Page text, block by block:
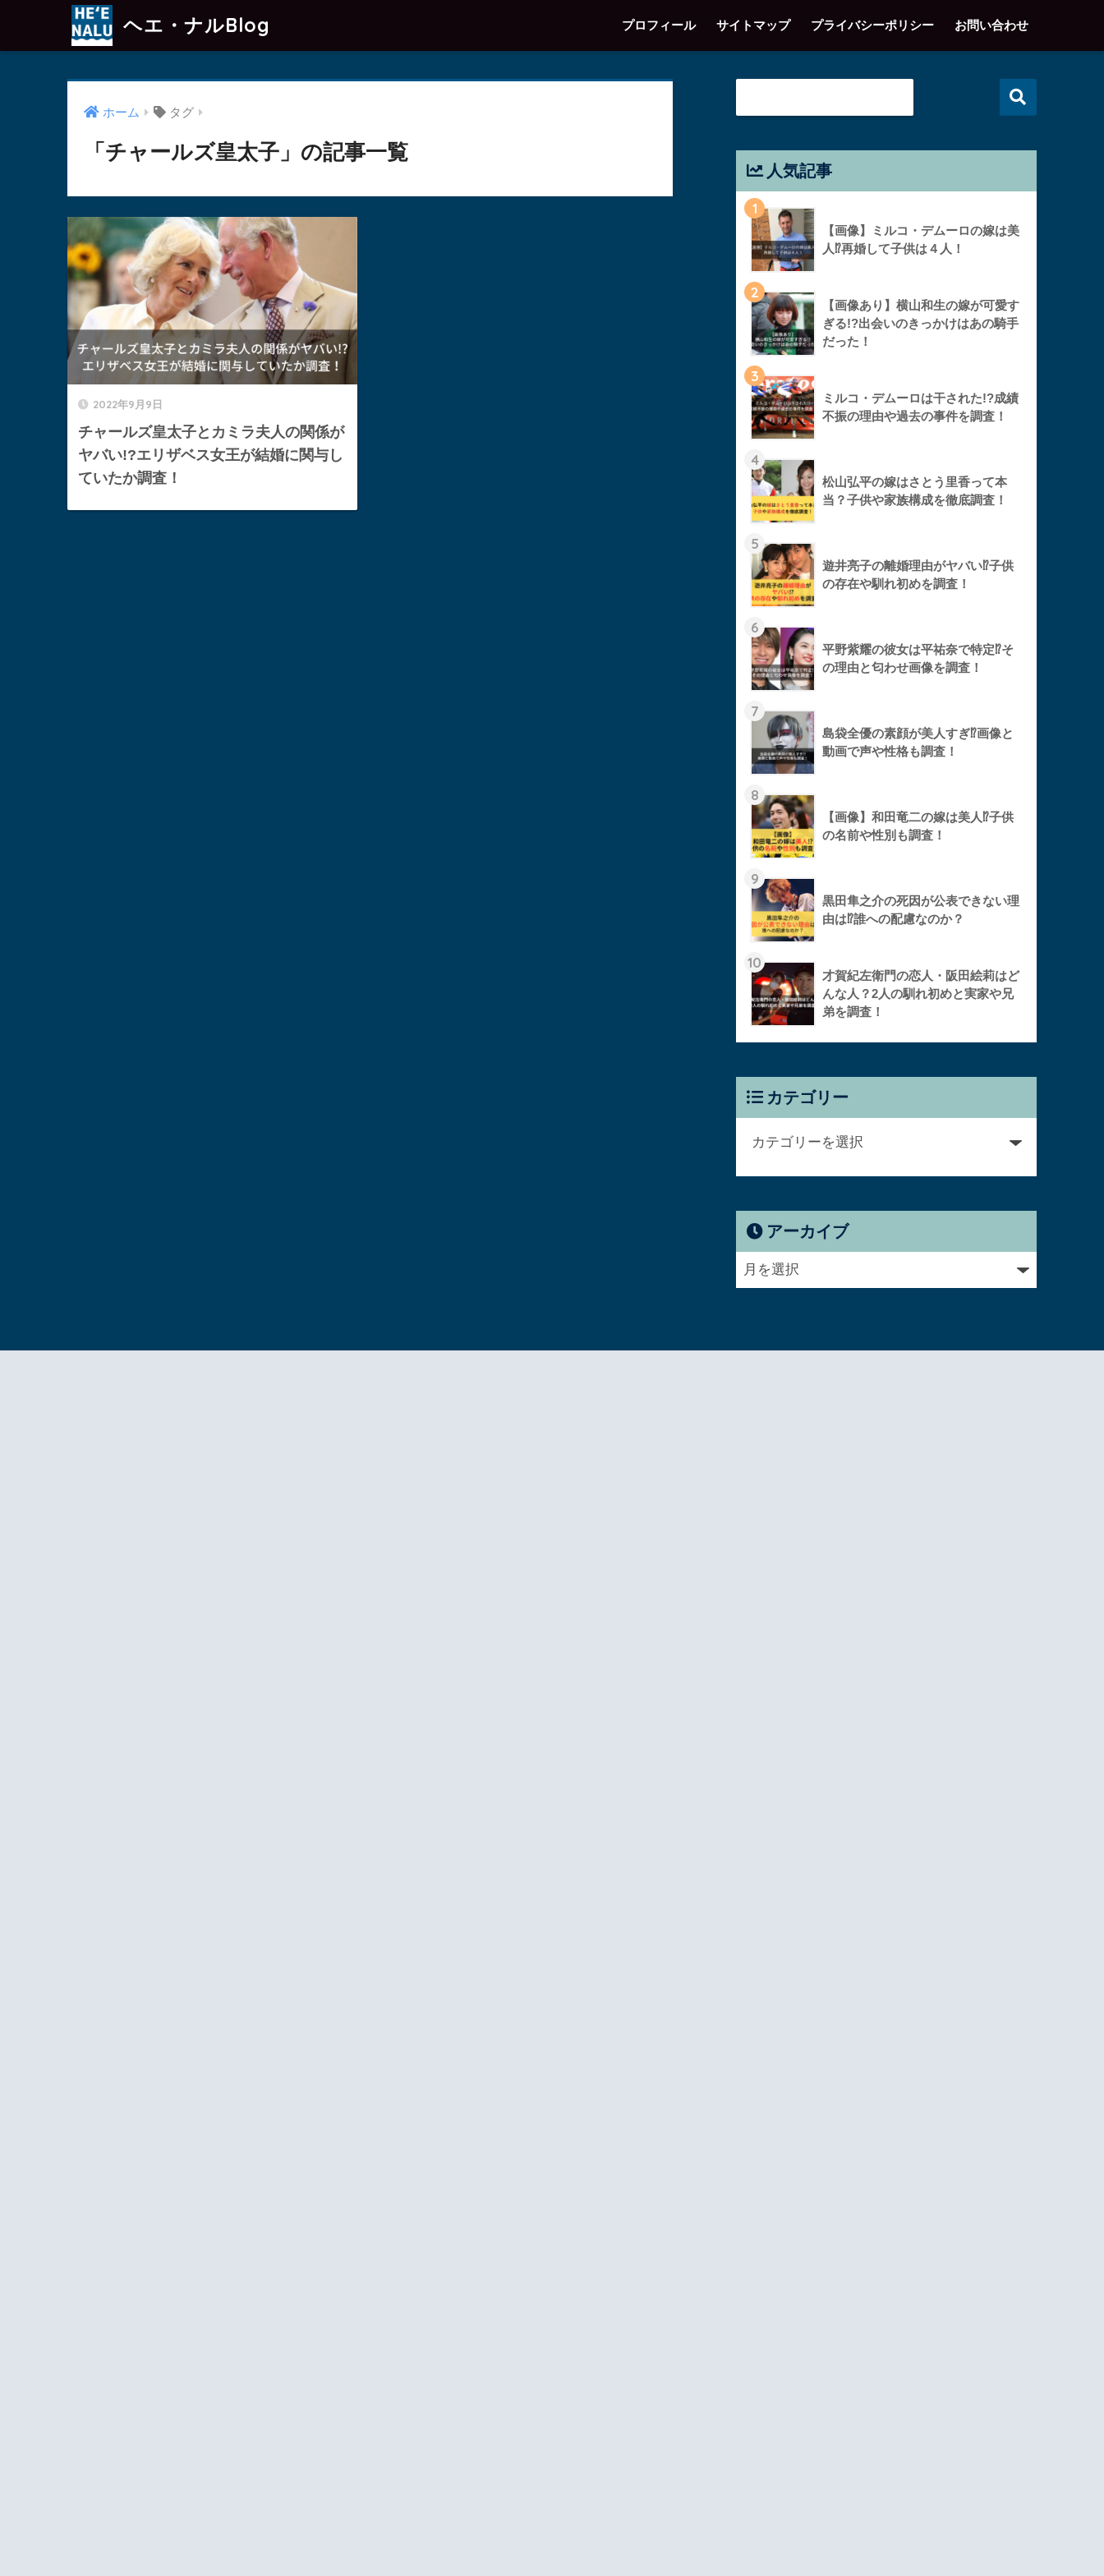
ヘエ・ナルBlog プロフィール サイトマップ プライバシーポリシー お問い合わせ
ホーム タグ
「チャールズ皇太子」の記事一覧
2022年9月9日
チャールズ皇太子とカミラ夫人の関係が
ヤバい!?エリザベス女王が結婚に関与し
ていたか調査！
人気記事
1
【画像】ミルコ・デムーロの嫁は美
人⁉︎再婚して子供は４人！
2
【画像あり】横山和生の嫁が可愛す
ぎる!?出会いのきっかけはあの騎手
だった！
3
ミルコ・デムーロは干された!?成績
不振の理由や過去の事件を調査！
4
松山弘平の嫁はさとう里香って本
当？子供や家族構成を徹底調査！
5
遊井亮子の離婚理由がヤバい⁉︎子供
の存在や馴れ初めを調査！
6
平野紫耀の彼女は平祐奈で特定⁉︎そ
の理由と匂わせ画像を調査！
7
島袋全優の素顔が美人すぎ⁉︎画像と
動画で声や性格も調査！
8
【画像】和田竜二の嫁は美人⁉︎子供
の名前や性別も調査！
9
黒田隼之介の死因が公表できない理
由は⁉︎誰への配慮なのか？
10
才賀紀左衛門の恋人・阪田絵莉はど
んな人？2人の馴れ初めと実家や兄
弟を調査！
カテゴリー
アーカイブ